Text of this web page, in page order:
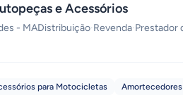
e Acessórios
- MADistribuição·Revenda·Prestador
para Motocicletas